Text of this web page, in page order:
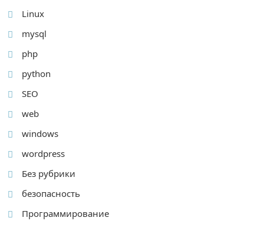
Linux
mysql
php
python
SEO
web
windows
wordpress
Без рубрики
безопасность
Программирование